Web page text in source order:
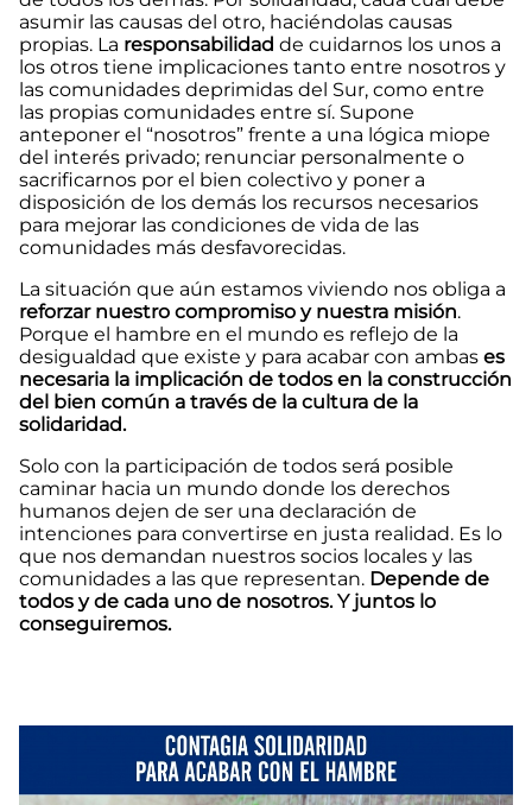
asumir las causas del otro, haciéndolas causas
propias. La responsabilidad de cuidarnos los unos a
los otros tiene implicaciones tanto entre nosotros y
las comunidades deprimidas del Sur, como entre
las propias comunidades entre sí. Supone
anteponer el “nosotros” frente a una lógica miope
del interés privado; renunciar personalmente o
sacrificarnos por el bien colectivo y poner a
disposición de los demás los recursos necesarios
para mejorar las condiciones de vida de las
comunidades más desfavorecidas.
La situación que aún estamos viviendo nos obliga a
reforzar nuestro compromiso y nuestra misión.
Porque el hambre en el mundo es reflejo de la
desigualdad que existe y para acabar con ambas es
necesaria la implicación de todos en la construcción
del bien común a través de la cultura de la
solidaridad.
Solo con la participación de todos será posible
caminar hacia un mundo donde los derechos
humanos dejen de ser una declaración de
intenciones para convertirse en justa realidad. Es lo
que nos demandan nuestros socios locales y las
comunidades a las que representan. Depende de
todos y de cada uno de nosotros. Y juntos lo
conseguiremos.